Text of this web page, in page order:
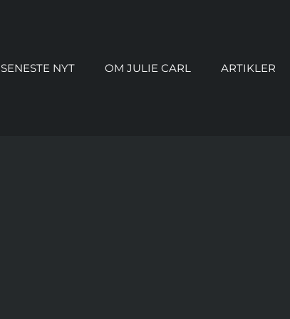
SENESTE NYT OM JULIE CARL ARTIKLER